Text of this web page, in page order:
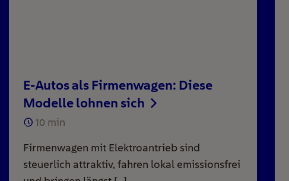
E-Autos als Firmenwagen: Diese
Modelle lohnen sich
10 min
Firmenwagen mit Elektroantrieb sind
steuerlich attraktiv, fahren lokal emissionsfrei